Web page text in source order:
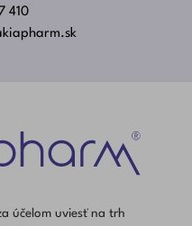
410
účelom uviesť na trh